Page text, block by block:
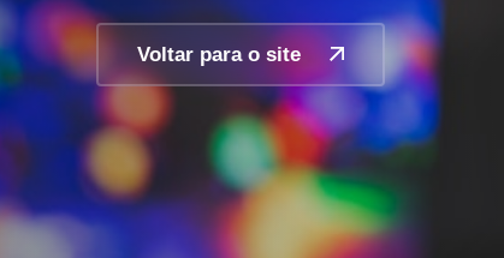
Voltar para o site